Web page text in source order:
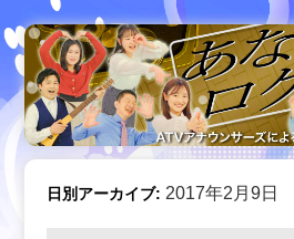
日別アーカイブ:2017年2月9日